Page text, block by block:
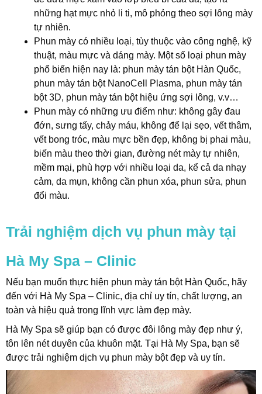
những hạt mực nhỏ li ti, mô phỏng theo sợi lông mày
tự nhiên.
Phun mày có nhiều loại, tùy thuộc vào công nghệ, kỹ
thuật, màu mực và dáng mày. Một số loại phun mày
phổ biến hiện nay là: phun mày tán bột Hàn Quốc,
phun mày tán bột NanoCell Plasma, phun mày tán
bột 3D, phun mày tán bột hiệu ứng sợi lông, v.v…
Phun mày có những ưu điểm như: không gây đau
đớn, sưng tấy, chảy máu, không để lại sẹo, vết thâm,
vết bong tróc, màu mực bền đẹp, không bị phai màu,
biến màu theo thời gian, đường nét mày tự nhiên,
mềm mại, phù hợp với nhiều loại da, kể cả da nhạy
cảm, da mụn, không cần phun xóa, phun sửa, phun
đổi màu.
Trải nghiệm dịch vụ phun mày tại
Hà My Spa – Clinic
Nếu bạn muốn thực hiện phun mày tán bột Hàn Quốc, hãy
đến với Hà My Spa – Clinic, địa chỉ uy tín, chất lượng, an
toàn và hiệu quả trong lĩnh vực làm đẹp mày.
Hà My Spa sẽ giúp bạn có được đôi lông mày đẹp như ý,
tôn lên nét duyên của khuôn mặt. Tại Hà My Spa, bạn sẽ
được trải nghiệm dịch vụ phun mày bột đẹp và uy tín.